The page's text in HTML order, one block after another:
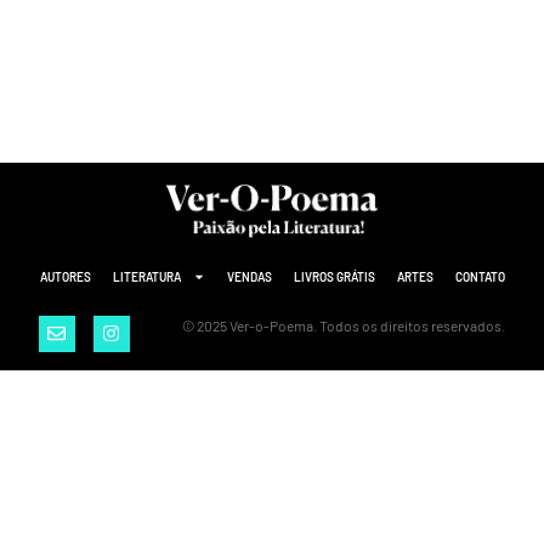
AUTORES LITERATURA VENDAS LIVROS GRÁTIS ARTES CONTATO
© 2025 Ver-o-Poema. Todos os direitos reservados.